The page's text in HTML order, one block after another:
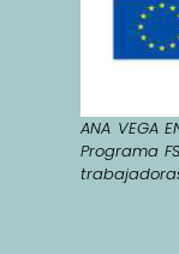
ANA VEGA
Programa